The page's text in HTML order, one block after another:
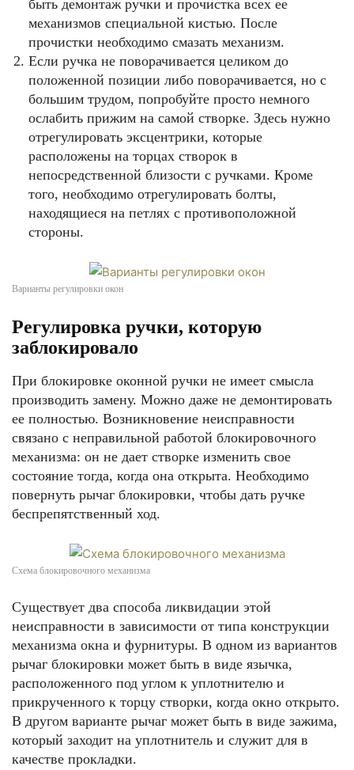
быть демонтаж ручки и прочистка всех ее
механизмов специальной кистью. После
прочистки необходимо смазать механизм.
Если ручка не поворачивается целиком до
положенной позиции либо поворачивается, но с
большим трудом, попробуйте просто немного
ослабить прижим на самой створке. Здесь нужно
отрегулировать эксцентрики, которые
расположены на торцах створок в
непосредственной близости с ручками. Кроме
того, необходимо отрегулировать болты,
находящиеся на петлях с противоположной
стороны.
Варианты регулировки окон
Регулировка ручки, которую
заблокировало
При блокировке оконной ручки не имеет смысла
производить замену. Можно даже не демонтировать
ее полностью. Возникновение неисправности
связано с неправильной работой блокировочного
механизма: он не дает створке изменить свое
состояние тогда, когда она открыта. Необходимо
повернуть рычаг блокировки, чтобы дать ручке
беспрепятственный ход.
Схема блокировочного механизма
Существует два способа ликвидации этой
неисправности в зависимости от типа конструкции
механизма окна и фурнитуры. В одном из вариантов
рычаг блокировки может быть в виде язычка,
расположенного под углом к уплотнителю и
прикрученного к торцу створки, когда окно открыто.
В другом варианте рычаг может быть в виде зажима,
который заходит на уплотнитель и служит для в
качестве прокладки.